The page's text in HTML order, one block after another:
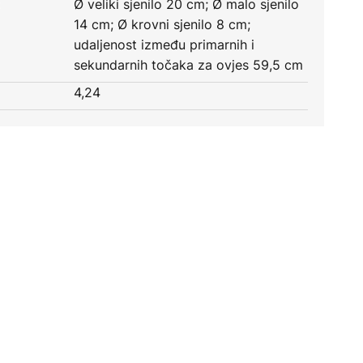
Ø veliki sjenilo 20 cm; Ø malo sjenilo
14 cm; Ø krovni sjenilo 8 cm;
udaljenost između primarnih i
sekundarnih točaka za ovjes 59,5 cm
4,24